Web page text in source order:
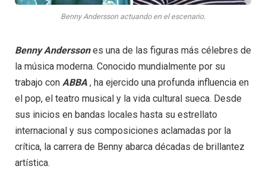
Benny Andersson actuando en el escenario.
Benny Anderssones una de las figuras más célebres de
la música moderna. Conocido mundialmente por su
trabajo con ABBA , ha ejercido una profunda influencia en
el pop, el teatro musical y la vida cultural sueca. Desde
sus inicios en bandas locales hasta su estrellato
internacional y sus composiciones aclamadas por la
crítica, la carrera de Benny abarca décadas de brillantez
artística.